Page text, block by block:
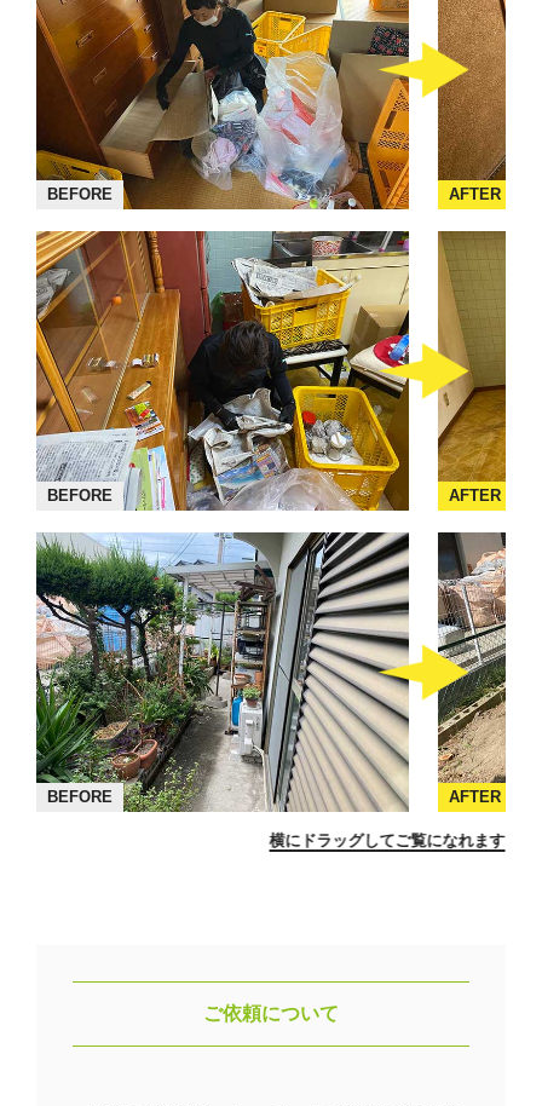
BEFORE AFTER
BEFORE AFTER
BEFORE AFTER
横にドラッグしてご覧になれます
ご依頼について